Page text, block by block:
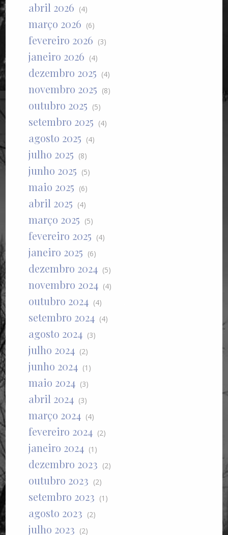
abril 2026 (4)
março 2026 (6)
fevereiro 2026 (3)
janeiro 2026 (4)
dezembro 2025 (4)
novembro 2025 (8)
outubro 2025 (5)
setembro 2025 (4)
agosto 2025 (4)
julho 2025 (8)
junho 2025 (5)
maio 2025 (6)
abril 2025 (4)
março 2025 (5)
fevereiro 2025 (4)
janeiro 2025 (6)
dezembro 2024 (5)
novembro 2024 (4)
outubro 2024 (4)
setembro 2024 (4)
agosto 2024 (3)
julho 2024 (2)
junho 2024 (1)
maio 2024 (3)
abril 2024 (3)
março 2024 (4)
fevereiro 2024 (2)
janeiro 2024 (1)
dezembro 2023 (2)
outubro 2023 (2)
setembro 2023 (1)
agosto 2023 (2)
julho 2023 (2)